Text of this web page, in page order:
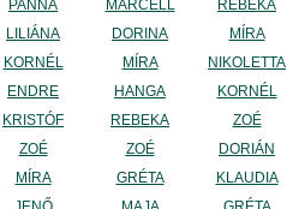
PANNA
LILIÁNA
KORNÉL
ENDRE
KRISTÓF
ZOÉ
MÍRA
MARCELL
DORINA
MÍRA
HANGA
REBEKA
ZOÉ
GRÉTA
REBEKA
MÍRA
NIKOLETTA
KORNÉL
ZOÉ
DORIÁN
KLAUDIA